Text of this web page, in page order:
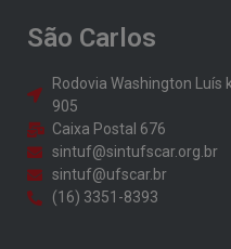
São Carlos
Rodovia Washington Luís
905
Caixa Postal 676
sintuf@sintufscar.org.br
sintuf@ufscar.br
(16) 3351-8393